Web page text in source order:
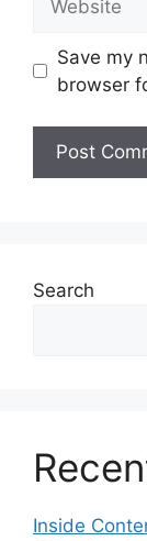
Save my
browser
Search
Inside